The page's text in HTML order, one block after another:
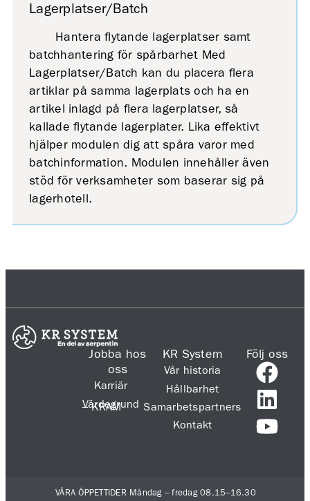
Lagerplatser/Batch
Hantera flytande lagerplatser samt
batchhantering för spårbarhet Med
Lagerplatser/Batch kan du placera flera
artiklar på samma lagerplats och ha en
artikel inlagd på flera lagerplatser, så
kallade flytande lagerplater. Lika effektivt
hjälper modulen dig att spåra varor med
batchinformation. Modulen innehåller även
stöd för verksamheter som baserar sig på
lagerhotell.
Jobba hos
oss
Karriär
Värdegrund
– KRAM
KR System
Vår historia
Hållbarhet
Samarbetspartners
Kontakt
Följ oss
VÅRA ÖPPETTIDER Måndag – fredag 08.15–16.30